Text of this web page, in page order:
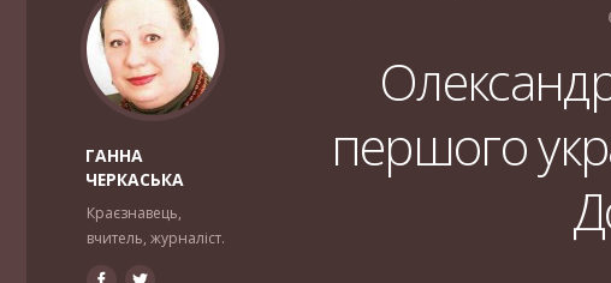
першого
ГАННА
ЧЕРКАСЬКА
Краєзнавець,
вчитель, журналіст.